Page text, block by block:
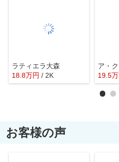
ラティエラ大森
18.8万円 / 2K
ア・
19.5万
お客様の声